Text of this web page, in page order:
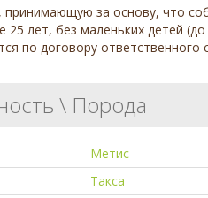
за основу, что
25 лет, без маленьких детей
по договору
\ Порода
Метис
Такса